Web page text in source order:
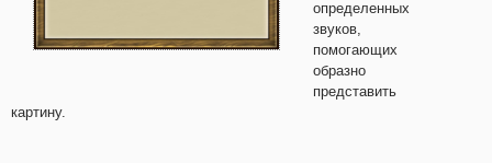
определенных
звуков,
помогающих
образно
представить
картину.